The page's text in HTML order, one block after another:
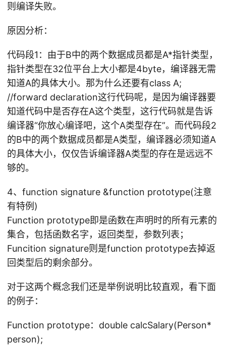
则编译失败。
原因分析：
代码段1：由于B中的两个数据成员都是A*指针类型，
指针类型在32位平台上大小都是4byte，编译器无需
知道A的具体大小。那为什么还要有class A;
//forward declaration这行代码呢，是因为编译器要
知道代码中是否存在A这个类型，这行代码就是告诉
编译器“你放心编译吧，这个A类型存在”。而代码段2
的B中的两个数据成员都是A类型，编译器必须知道A
的具体大小，仅仅告诉编译器A类型的存在是远远不
够的。
4、function signature &function prototype(注意
有特例)
Function prototype即是函数在声明时的所有元素的
集合，包括函数名字，返回类型，参数列表；
Funcition signature则是function prototype去掉返
回类型后的剩余部分。
对于这两个概念我们还是举例说明比较直观，看下面
的例子：
Function prototype：double calcSalary(Person*
person);